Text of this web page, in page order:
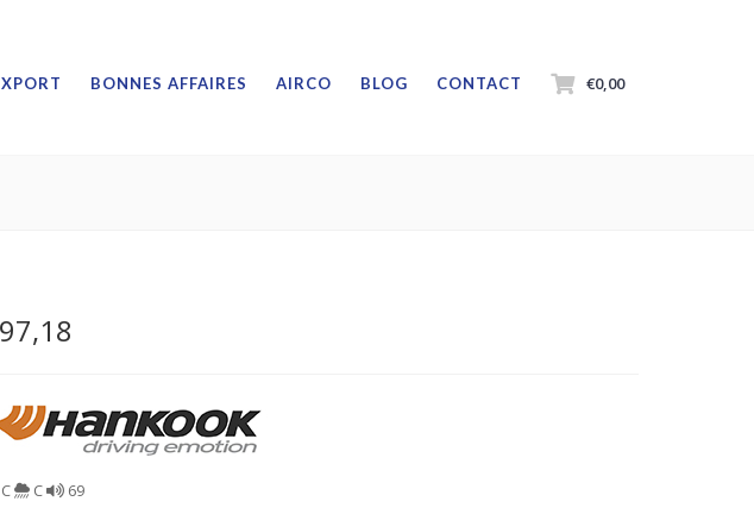
€0,00
BONNES AFFAIRES AIRCO BLOG CONTACT
97,18
C C 69